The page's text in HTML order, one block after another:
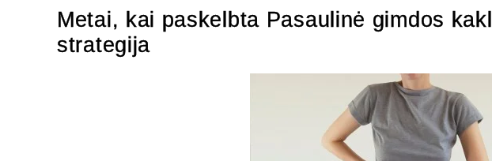
Metai, kai paskelbta Pasaulinė gimdos
strategija